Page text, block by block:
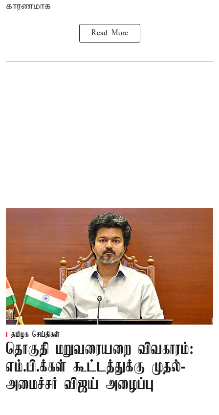
காரணமாக
Read More
தமிழக செய்திகள்
தொகுதி மறுவரையறை விவகாரம்:
எம்.பி.க்கள் கூட்டத்துக்கு முதல்-
அமைச்சர் விஜய் அழைப்பு